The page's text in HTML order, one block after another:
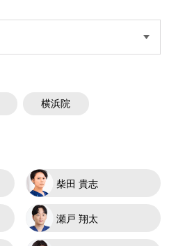
横浜院
柴田 貴志
瀬戸 翔太